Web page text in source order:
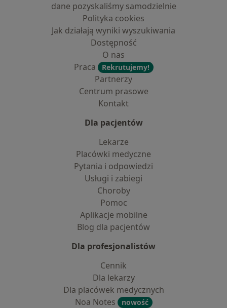
dane pozyskaliśmy samodzielnie
Polityka cookies
Jak działają wyniki wyszukiwania
Dostępność
O nas
Praca
Rekrutujemy!
Partnerzy
Centrum prasowe
Kontakt
Dla pacjentów
Lekarze
Placówki medyczne
Pytania i odpowiedzi
Usługi i zabiegi
Choroby
Pomoc
Aplikacje mobilne
Blog dla pacjentów
Dla profesjonalistów
Cennik
Dla lekarzy
Dla placówek medycznych
Noa Notes
nowość